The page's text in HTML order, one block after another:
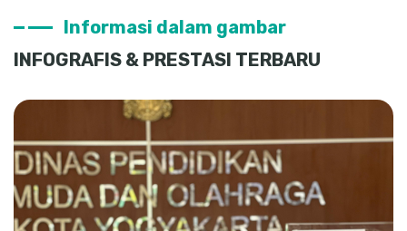
Informasi dalam gambar
INFOGRAFIS & PRESTASI TERBARU